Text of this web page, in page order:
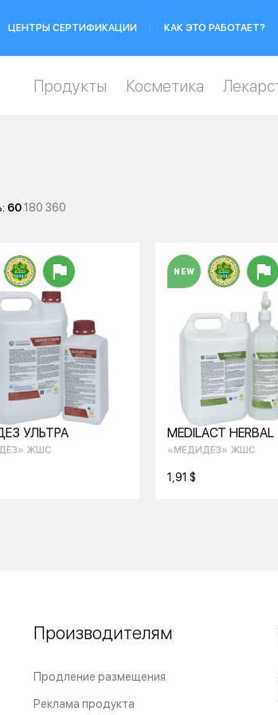
ЦЕНТРЫ СЕРТИФИКАЦИИ КАК ЭТО РАБОТАЕТ?
Продукты Косметика
60180 360
УЛЬТРА
ЖШС
NEW
MEDILACT HERBAL
«МЕДИДЕЗ» ЖШС
Производителям
Продление размещения
Реклама продукта